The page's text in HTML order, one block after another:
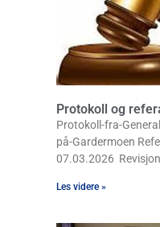
Protokoll og
Protokoll-fra-
på-Gardermoen
07.03.2026
Les videre »